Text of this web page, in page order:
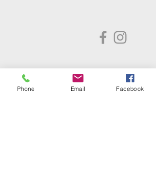
Bottrop-Kirchhellen e.V.
Phone Email Facebook